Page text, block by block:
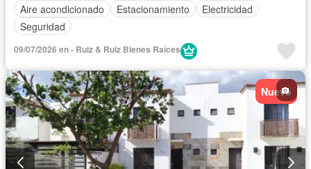
Aire acondicionado
Estacionamiento
Electricidad
Seguridad
09/07/2026 en - Ruiz & Ruiz Bienes Raíces
Nuevo